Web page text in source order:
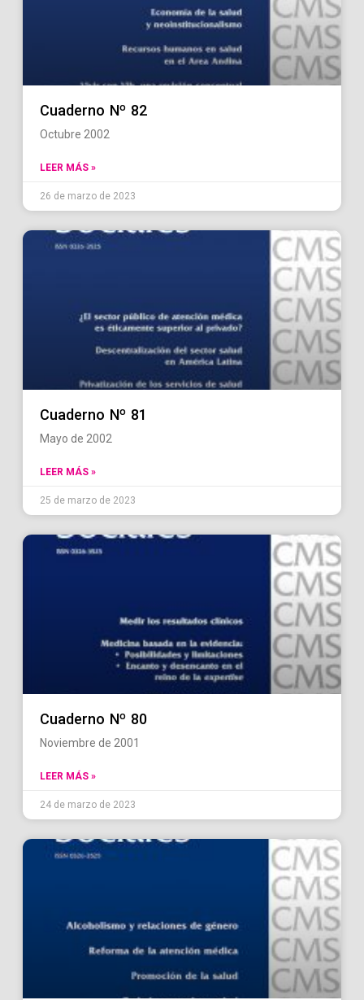
Cuaderno Nº 82
Octubre 2002
LEER MÁS »
26 de marzo de 2023
Cuaderno Nº 81
Mayo de 2002
LEER MÁS »
25 de marzo de 2023
Cuaderno Nº 80
Noviembre de 2001
LEER MÁS »
24 de marzo de 2023